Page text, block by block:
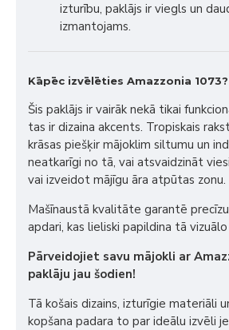
izturību, paklājs ir viegls un
izmantojams.
Kāpēc izvēlēties Amazzonia 1073?
Šis paklājs ir vairāk nekā tikai
tas ir dizaina akcents. Tropiskais
krāsas piešķir mājoklim siltumu un
neatkarīgi no tā, vai atsvaidzināt
vai izveidot mājīgu āra atpūtas zonu.
Mašīnaustā kvalitāte garantē
apdari, kas lieliski papildina tā
Pārveidojiet savu mājokli ar
paklāju jau šodien!
Tā košais dizains, izturīgie materiāli
kopšana padara to par ideālu izvēli